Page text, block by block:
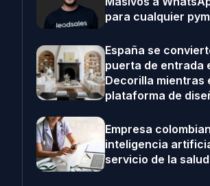
para cualquier
España se
puerta de entrada
Decorilla mientras
plataforma de
Empresa
inteligencia
servicio de la salud